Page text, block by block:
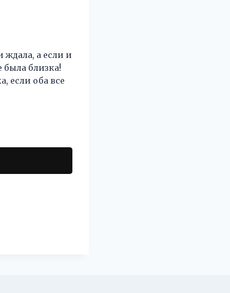
а если и
близка!
если оба все